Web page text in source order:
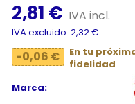
2,81 € IVA incl.
IVA excluido: 2,32 €
-0,06 €
En tu
fidelidad
Marca: